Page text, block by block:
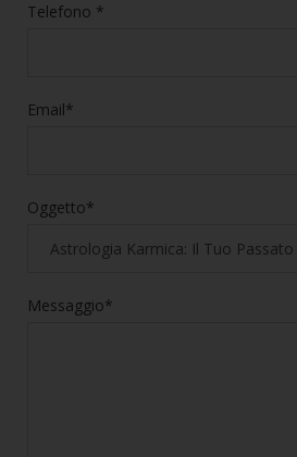
Telefono *
Email*
Oggetto*
Messaggio*